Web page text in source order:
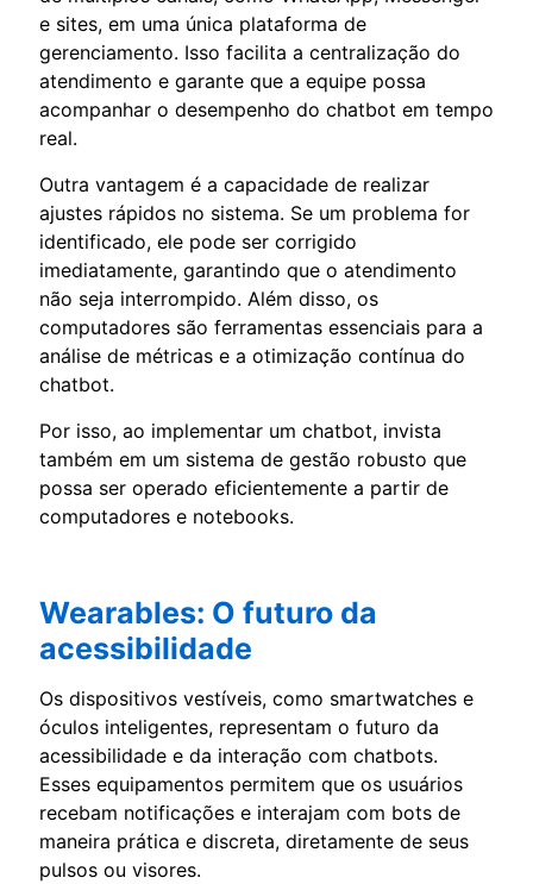
e sites, em uma única plataforma de
gerenciamento. Isso facilita a centralização do
atendimento e garante que a equipe possa
acompanhar o desempenho do chatbot em tempo
real.
Outra vantagem é a capacidade de realizar
ajustes rápidos no sistema. Se um problema for
identificado, ele pode ser corrigido
imediatamente, garantindo que o atendimento
não seja interrompido. Além disso, os
computadores são ferramentas essenciais para a
análise de métricas e a otimização contínua do
chatbot.
Por isso, ao implementar um chatbot, invista
também em um sistema de gestão robusto que
possa ser operado eficientemente a partir de
computadores e notebooks.
Wearables: O futuro da
acessibilidade
Os dispositivos vestíveis, como smartwatches e
óculos inteligentes, representam o futuro da
acessibilidade e da interação com chatbots.
Esses equipamentos permitem que os usuários
recebam notificações e interajam com bots de
maneira prática e discreta, diretamente de seus
pulsos ou visores.